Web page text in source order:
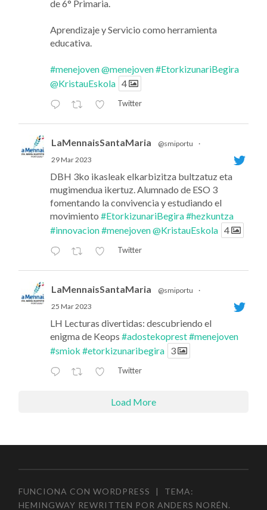
de 6° Primaria.
Aprendizaje y Servicio como herramienta
educativa.
#menejoven@menejoven#EtorkizunariBegira
@KristauEskola 4
Twitter
LaMennaisSantaMaria @smiportu
·
29 Mar 2023
DBH 3ko ikasleak elkarbizitza bultzatuz eta
mugimendua ikertuz. Alumnado de ESO 3
fomentando la convivencia y estudiando el
movimiento#EtorkizunariBegira#hezkuntza
#innovacion#menejoven@KristauEskola 4
Twitter
LaMennaisSantaMaria @smiportu
·
25 Mar 2023
LH Lecturas divertidas: descubriendo el
enigma de Keops#adostekoprest#menejoven
#smiok #etorkizunaribegira 3
Twitter
Load More
FUNCIONA CON WORDPRESS |
TEMA:
HEMINGWAY REWRITTEN PORANDERS NORÉN.